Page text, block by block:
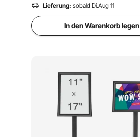
Lieferung: sobald Di.Aug 11
In den Warenkorb legen